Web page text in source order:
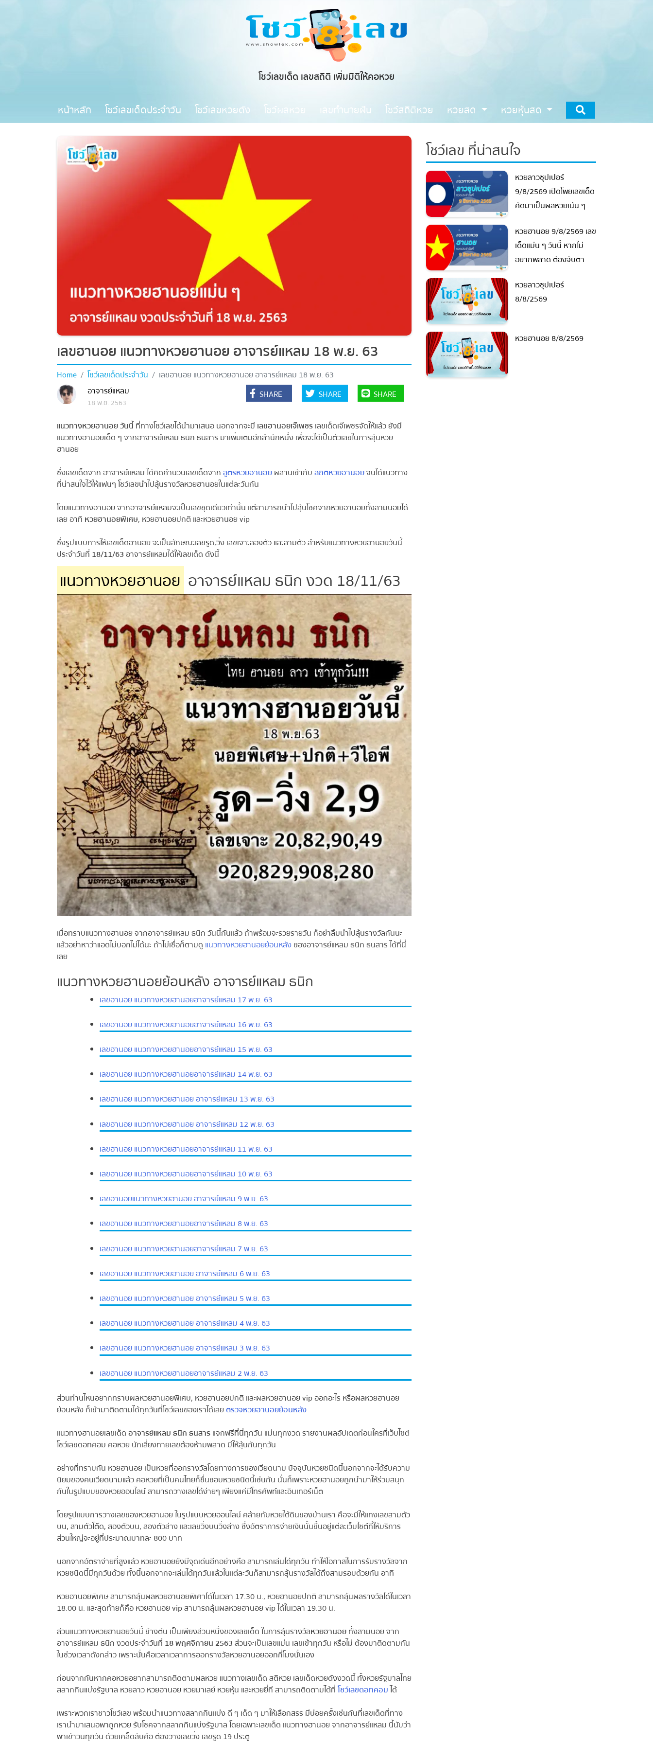
โชว์เลขเด็ด เลขสถิติ เพิ่มมิติให้คอหวย
หน้าหลัก โชว์เลขเด็ดประจำวัน โชว์เลขหวยดัง โชว์ผลหวย เลขทำนายฝัน โชว์สถิติหวย หวยสด หวยหุ้นสด
เลขฮานอย แนวทางหวยฮานอย อาจารย์แหลม 18 พ.ย. 63
Home โชว์เลขเด็ดประจำวัน
เลขฮานอย แนวทางหวยฮานอย อาจารย์แหลม 18 พ.ย. 63
อาจารย์แหลม
18 พ.ย. 2563
SHARE SHARE SHARE
แนวทางหวยฮานอย วันนี้ที่ทางโชว์เลขได้นำมาเสนอ นอกจากจะมีเลขฮานอยเจ๊เพชรเลขเด็ดเจ๊เพชรจัดให้แล้ว ยังมี
แนวทางฮานอยเด็ด ๆ จากอาจารย์แหลม ธนิก ธนสาร มาเพิ่มเติมอีกสำนักหนึ่ง เพื่อจะได้เป็นตัวเลขในการลุ้นหวย
ฮานอย
ซึ่งเลขเด็ดจาก อาจารย์แหลม ได้คิดคำนวนเลขเด็ดจากสูตรหวยฮานอยผสานเข้ากับสถิติหวยฮานอยจนได้แนวทาง
ที่น่าสนใจไว้ให้แฟนๆ โชว์เลขนำไปลุ้นรางวัลหวยฮานอยในแต่ละวันกัน
โดยแนวทางฮานอย จากอาจารย์แหลมจะเป็นเลขชุดเดียวเท่านั้น แต่สามารถนำไปลุ้นโชคจากหวยฮานอยทั้งสามนอยได้
เลย อาทิหวยฮานอยพิเศษ, หวยฮานอยปกติ และหวยฮานอย vip
ซึ่งรูปแบบการให้เลขเด็ดฮานอย จะเป็นลักษณะเลขรูด,วิ่ง เลขเจาะสองตัว และสามตัว สำหรับแนวทางหวยฮานอยวันนี้
ประจำวันที่18/11/63อาจารย์แหลมได้ให้เลขเด็ด ดังนี้
แนวทางหวยฮานอย อาจารย์แหลม ธนิก งวด 18/11/63
เมื่อทราบแนวทางฮานอย จากอาจารย์แหลม ธนิก วันนี้กันแล้ว ถ้าพร้อมจะรวยรายวัน ก็อย่าลืมนำไปลุ้นรางวัลกันนะ
แล้วอย่าหาว่าแอดไม่บอกไม่ได้นะ ถ้าไม่เชื่อก็ตามดูแนวทางหวยฮานอยย้อนหลังของอาจารย์แหลม ธนิก ธนสาร ได้ที่นี่
เลย
แนวทางหวยฮานอยย้อนหลัง อาจารย์แหลม ธนิก
เลขฮานอย แนวทางหวยฮานอยอาจารย์แหลม 17 พ.ย. 63
เลขฮานอย แนวทางหวยฮานอยอาจารย์แหลม 16 พ.ย. 63
เลขฮานอย แนวทางหวยฮานอยอาจารย์แหลม 15 พ.ย. 63
เลขฮานอย แนวทางหวยฮานอยอาจารย์แหลม 14 พ.ย. 63
เลขฮานอย แนวทางหวยฮานอย อาจารย์แหลม 13 พ.ย. 63
เลขฮานอย แนวทางหวยฮานอย อาจารย์แหลม 12 พ.ย. 63
เลขฮานอย แนวทางหวยฮานอยอาจารย์แหลม 11 พ.ย. 63
เลขฮานอย แนวทางหวยฮานอยอาจารย์แหลม 10 พ.ย. 63
เลขฮานอยแนวทางหวยฮานอย อาจารย์แหลม 9 พ.ย. 63
เลขฮานอย แนวทางหวยฮานอยอาจารย์แหลม 8 พ.ย. 63
เลขฮานอย แนวทางหวยฮานอยอาจารย์แหลม 7 พ.ย. 63
เลขฮานอย แนวทางหวยฮานอย อาจารย์แหลม 6 พ.ย. 63
เลขฮานอย แนวทางหวยฮานอย อาจารย์แหลม 5 พ.ย. 63
เลขฮานอย แนวทางหวยฮานอย อาจารย์แหลม 4 พ.ย. 63
เลขฮานอย แนวทางหวยฮานอย อาจารย์แหลม 3 พ.ย. 63
เลขฮานอย แนวทางหวยฮานอยอาจารย์แหลม 2 พ.ย. 63
ส่วนท่านไหนอยากทราบผลหวยฮานอยพิเศษ, หวยฮานอยปกติ และผลหวยฮานอย vip ออกอะไร หรือผลหวยฮานอย
ย้อนหลัง ก็เข้ามาติดตามได้ทุกวันที่โชว์เลขของเราได้เลยตรวจหวยฮานอยย้อนหลัง
แนวทางฮานอยเลขเด็ดอาจารย์แหลม ธนิก ธนสารแจกฟรีที่นี่ทุกวัน แม่นทุกงวด รายงานผลอัปเดตก่อนใครที่เว็บไซต์
โชว์เลขดอทคอม คอหวย นักเสี่ยงทายเลขต้องห้ามพลาด มีให้ลุ้นกันทุกวัน
อย่างที่ทราบกัน หวยฮานอย เป็นหวยที่ออกรางวัลโดยทางการของเวียดนาม ปัจจุบันหวยชนิดนี้นอกจากจะได้รับความ
นิยมของคนเวียดนามแล้ว คอหวยที่เป็นคนไทยก็ชื่นชอบหวยชนิดนี้เช่นกัน นั่นก็เพราะหวยฮานอยถูกนำมาให้ร่วมสนุก
กันในรูปแบบของหวยออนไลน์ สามารถวางเลขได้ง่ายๆ เพียงแค่มีโทรศัพท์และอินเทอร์เน็ต
โดยรูปแบบการวางเลขของหวยฮานอย ในรูปแบบหวยออนไลน์ คล้ายกับหวยใต้ดินของบ้านเรา คือจะมีให้แทงเลขสามตัว
บน, สามตัวโต๊ด, สองตัวบน, สองตัวล่าง และเลขวิ่งบนวิ่งล่าง ซึ่งอัตราการจ่ายเงินนั้นขึ้นอยู่แต่ละเว็บไซต์ที่ให้บริการ
ส่วนใหญ่จะอยู่ที่ประมาณบาทละ 800 บาท
นอกจากอัตราจ่ายที่สูงแล้ว หวยฮานอยยังมีจุดเด่นอีกอย่างคือ สามารถเล่นได้ทุกวัน ทำให้โอกาสในการรับรางวัลจาก
หวยชนิดนี้มีทุกวันด้วย ทั้งนี้นอกจากจะเล่นได้ทุกวันแล้วในแต่ละวันก็สามารถลุ้นรางวัลได้ถึงสามรอบด้วยกัน อาทิ
หวยฮานอยพิเศษ สามารถลุ้นผลหวยฮานอยพิเศาได้ในเวลา 17.30 น., หวยฮานอยปกติ สามารถลุ้นผลรางวัลได้ในเวลา
18.00 น. และสุดท้ายก็คือ หวยฮานอย vip สามารถลุ้นผลหวยฮานอย vip ได้ในเวลา 19.30 น.
ส่วนแนวทางหวยฮานอยวันนี้ ข้างต้น เป็นเพียงส่วนหนึ่งของเลขเด็ด ในการลุ้นรางวัลหวยฮานอยทั้งสามนอย จาก
อาจารย์แหลม ธนิก งวดประจำวันที่18 พฤศจิกายน 2563ส่วนจะเป็นเลขแม่น เลขเข้าทุกวัน หรือไม่ ต้องมาติดตามกัน
ในช่วงเวลาดังกล่าว เพราะนั่นคือเวลาเวลาการออกรางวัลหวยฮานอยออกกี่โมงนั่นเอง
ก่อนจากกันหากคอหวยอยากสามารถติดตามผลหวย แนวทางเลขเด็ด สติหวย เลขเด็ดหวยดังงวดนี้ ทั้งหวยรัฐบาลไทย
สลากกินแบ่งรัฐบาล หวยลาว หวยฮานอย หวยมาเลย์ หวยหุ้น และหวยยี่กี สามารถติดตามได้ที่โชว์เลขดอทคอมได้
เพราะพวกเราชาวโชว์เลข พร้อมนำแนวทางสลากกินแบ่ง ดี ๆ เด็ด ๆ มาให้เลือกสรร มีบ่อยครั้งเช่นกันที่เลขเด็ดที่ทาง
เรานำมาเสนอพาถูกหวย รับโชคจากสลากกินแบ่งรัฐบาล โดยเฉพาะเลขเด็ด แนวทางฮานอย จากอาจารย์แหลม นี้นับว่า
พาเข้าวินทุกวัน ด้วยเคล็ดลับคือ ต้องวางเลขวิ่ง เลขรูด 19 ประตู
โชว์เลข ที่น่าสนใจ
หวยลาวซุปเปอร์
9/8/2569 เปิดโพยเลขเด็ด
คัดมาเป็นผลหวยเน้น ๆ
หวยฮานอย 9/8/2569 เลข
เด็ดแม่น ๆ วันนี้ หากไม่
อยากพลาด ต้องจับตา
หวยลาวซุปเปอร์
8/8/2569
หวยฮานอย 8/8/2569